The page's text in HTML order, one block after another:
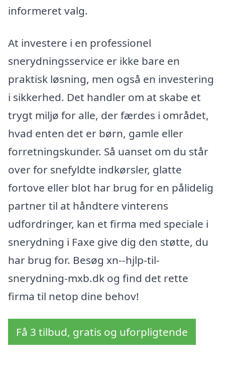
informeret valg.
At investere i en professionel
snerydningsservice er ikke bare en
praktisk løsning, men også en investering
i sikkerhed. Det handler om at skabe et
trygt miljø for alle, der færdes i området,
hvad enten det er børn, gamle eller
forretningskunder. Så uanset om du står
over for snefyldte indkørsler, glatte
fortove eller blot har brug for en pålidelig
partner til at håndtere vinterens
udfordringer, kan et firma med speciale i
snerydning i Faxe give dig den støtte, du
har brug for. Besøg xn--hjlp-til-
snerydning-mxb.dk og find det rette
firma til netop dine behov!
Få 3 tilbud, gratis og uforpligtende